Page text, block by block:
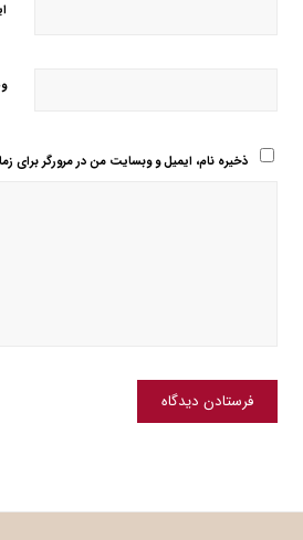
ذخیره نام، ایمیل و وبسایت من در مرورگر برای